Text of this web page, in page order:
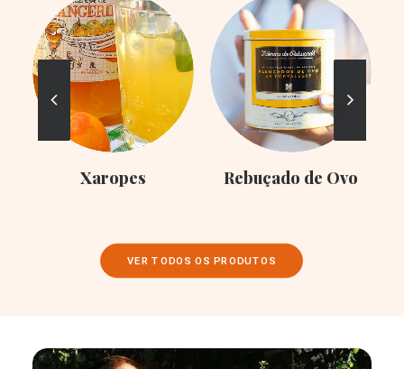
Xaropes Rebuçado de Ovo
VER TODOS OS PRODUTOS